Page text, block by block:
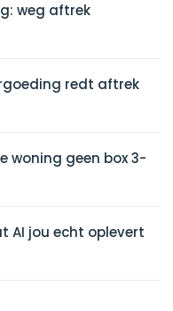
weg aftrek
redt aftrek
woning geen box 3-
AI jou echt oplevert